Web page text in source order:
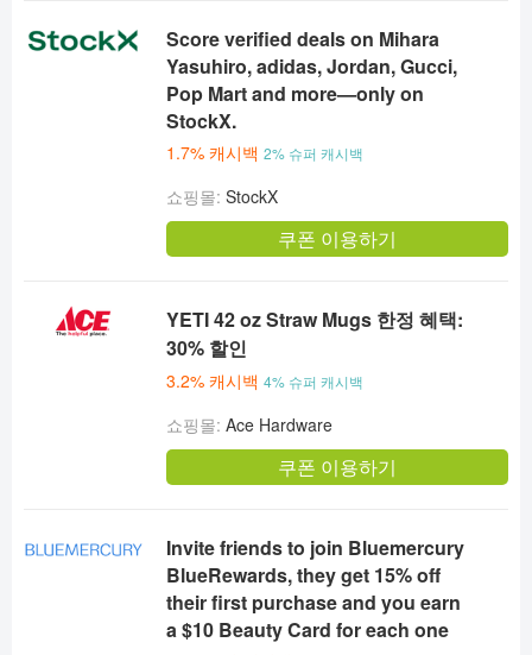
Score verified deals on Mihara
Yasuhiro, adidas, Jordan, Gucci,
Pop Mart and more—only on
StockX.
1.7% 캐시백 2% 슈퍼 캐시백
쇼핑몰: StockX
쿠폰 이용하기
YETI 42 oz Straw Mugs 한정 혜택:
30% 할인
3.2% 캐시백 4% 슈퍼 캐시백
쇼핑몰: Ace Hardware
쿠폰 이용하기
Invite friends to join Bluemercury
BlueRewards, they get 15% off
their first purchase and you earn
a $10 Beauty Card for each one